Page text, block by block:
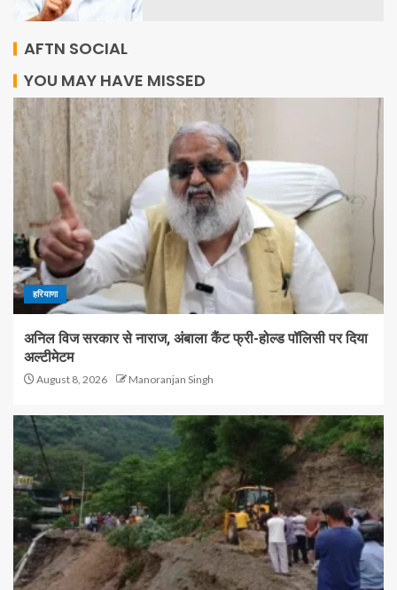
AFTN SOCIAL
YOU MAY HAVE MISSED
हरियाणा
अनिल विज सरकार से नाराज, अंबाला कैंट फ्री-होल्ड पॉलिसी पर दिया
अल्टीमेटम
August 8, 2026 Manoranjan Singh